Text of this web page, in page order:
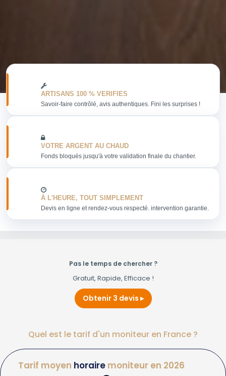
ARTISANS 100 % VERIFIES
Savoir-faire contrôlé, avis authentiques. Fini les surprises !
VOTRE ARGENT AU CHAUD
Fonds bloqués jusqu'à votre validation finale du chantier.
À L'HEURE, TOUT SIMPLEMENT
Devis en ligne et rendez-vous respecté. intervention garantie.
Pas le temps de chercher ?
Gratuit, Rapide, Efficace !
Obtenir 3 devis
Quel est le tarif d'un moniteur en France ?
Tarif moyen horaire moniteur en 2026